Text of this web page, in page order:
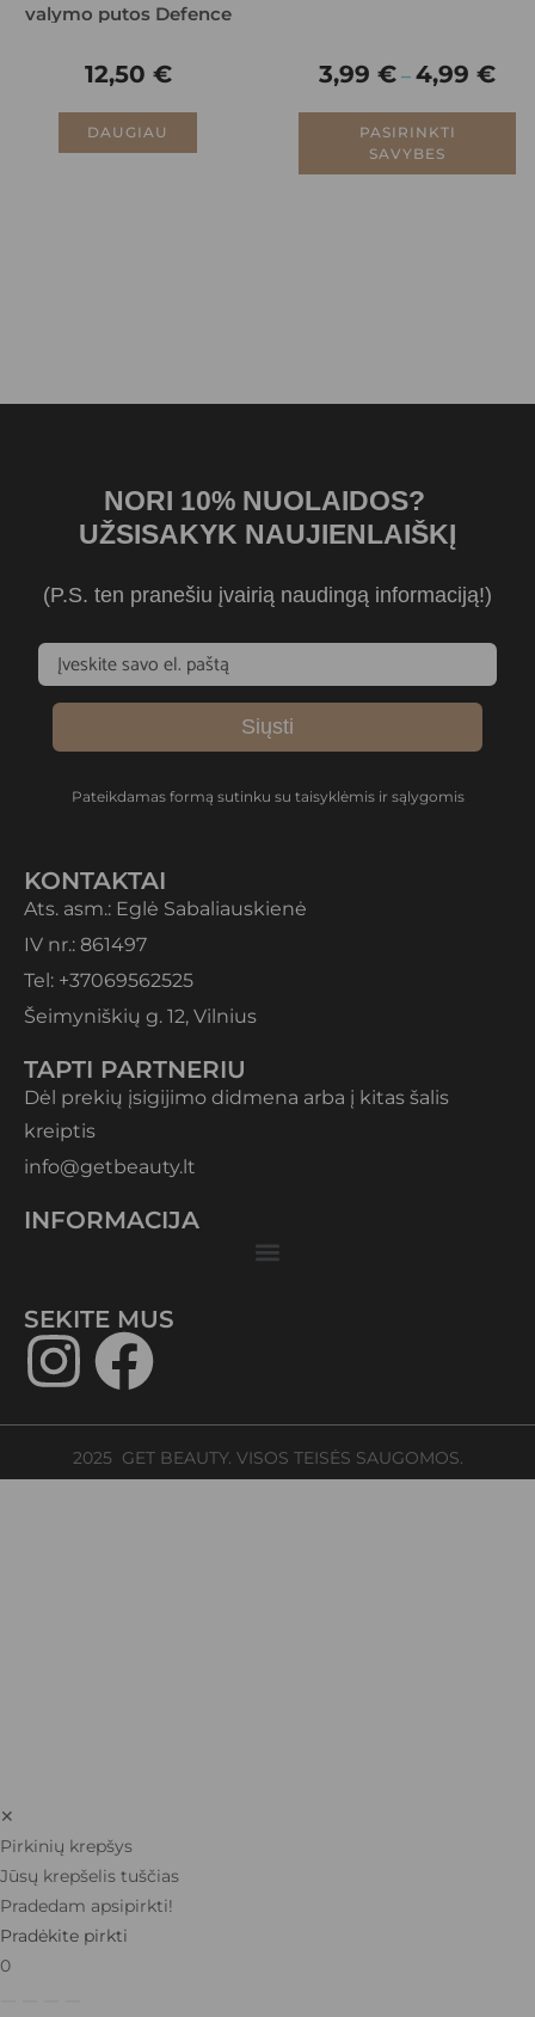
valymo putos Defence
12,50 €
DAUGIAU
3,99 € – 4,99 €
PASIRINKTI
SAVYBES
NORI 10% NUOLAIDOS?
UŽSISAKYK NAUJIENLAIŠKĮ
(P.S. ten pranešiu įvairią naudingą informaciją!)
Siųsti
Pateikdamas formą sutinku su taisyklėmis ir sąlygomis
KONTAKTAI
Ats. asm.: Eglė Sabaliauskienė
IV nr.: 861497
Tel: +37069562525
Šeimyniškių g. 12, Vilnius
TAPTI PARTNERIU
Dėl prekių įsigijimo didmena arba į kitas šalis
kreiptis
info@getbeauty.lt
INFORMACIJA
SEKITE MUS​
2025 GET BEAUTY. VISOS TEISĖS SAUGOMOS.
✕
Pirkinių krepšys
Jūsų krepšelis tuščias
Pradedam apsipirkti!
Pradėkite pirkti
0